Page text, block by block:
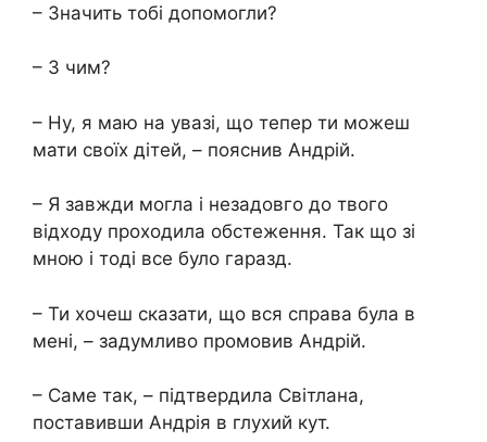
– Значить тобі допомогли?
– З чим?
– Ну, я маю на увазі, що тепер ти можеш
мати своїх дітей, – пояснив Андрій.
– Я завжди могла і незадовго до твого
відходу проходила обстеження. Так що зі
мною і тоді все було гаразд.
– Ти хочеш сказати, що вся справа була в
мені, – задумливо промовив Андрій.
– Саме так, – підтвердила Світлана,
поставивши Андрія в глухий кут.